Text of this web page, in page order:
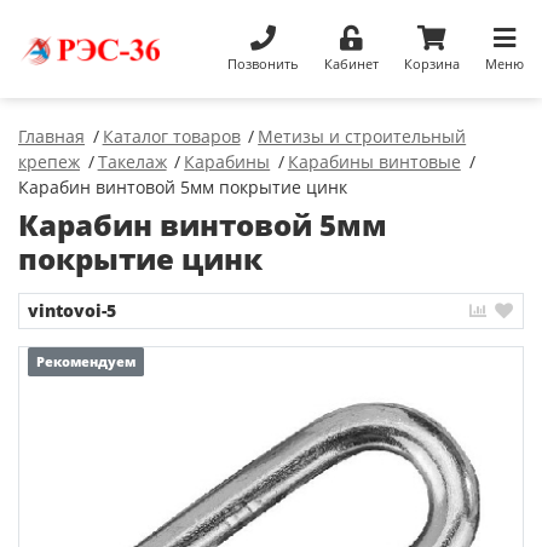
Позвонить Кабинет Корзина Меню
Главная Каталог товаров
Метизы и строительный
крепеж
Такелаж Карабины
Карабины винтовые
Карабин винтовой 5мм покрытие цинк
Карабин винтовой 5мм
покрытие цинк
vintovoi-5
Рекомендуем